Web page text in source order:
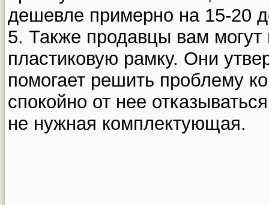
дешевле примерно на 15-20
5. Также продавцы вам могут
пластиковую рамку. Они
помогает решить проблему
спокойно от нее
не нужная комплектующая.